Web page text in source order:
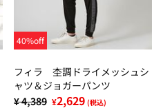
40%off
フィラ 杢調ドライメッシュシ
ャツ＆ジョガーパンツ
¥ 4,389 ¥2,629 (税込)